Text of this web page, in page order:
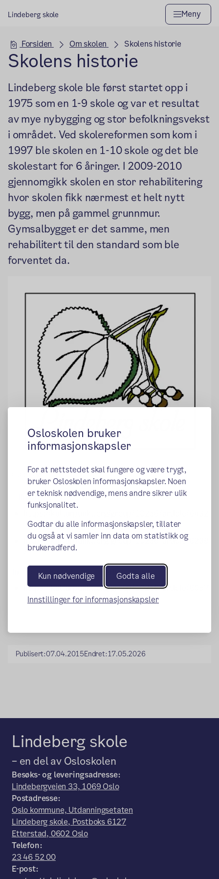
Osloskolen bruker
informasjonskapsler
For at nettstedet skal fungere og være trygt,
bruker Osloskolen informasjonskapsler. Noen
er teknisk nødvendige, mens andre sikrer ulik
funksjonalitet.
Godtar du alle informasjonskapsler, tillater
du også at vi samler inn data om statistikk og
brukeradferd.
Kun nødvendige Godta alle
Innstillinger for informasjonskapsler
Lindeberg skole Meny
Hovedseksjon
Forsiden Om skolen Skolens historie
Skolens historie
Lindeberg skole ble først startet opp i
1975 som en 1-9 skole og var et resultat
av mye nybygging og stor befolkningsvekst
i området. Ved skolereformen som kom i
1997 ble skolen en 1-10 skole og det ble
skolestart for 6 åringer. I 2009-2010
gjennomgikk skolen en stor rehabilitering
hvor skolen fikk nærmest et helt nytt
bygg, men på gammel grunnmur.
Gymsalbygget er det samme, men
rehabilitert til den standard som ble
forventet da.
Foto: Logo
Se linkene videre for nærmere historie:
https://kulturpunkt.org/group/10256/article/6432
(ekstern lenke)
https://kulturpunkt.org/group/10256/article/6239
(ekstern lenke)
Lindeberg skole historie omkring fanen:
https://kulturpunkt.org/group/10256/article/6057
(ekstern lenke)
Publisert:07.04.2015Endret:17.05.2026
Lindeberg skole
– en del av Osloskolen
Besøks- og leveringsadresse:
Lindebergveien 33, 1069 Oslo
Postadresse:
Oslo kommune, Utdanningsetaten
Lindeberg skole, Postboks 6127
Etterstad, 0602 Oslo
Telefon:
23 46 52 00
E-post: